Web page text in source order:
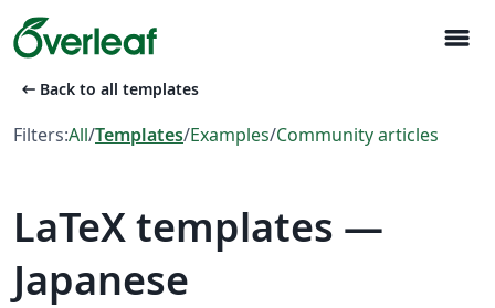
menu
arrow_left_alt Back to all templates
Filters:All/Templates/Examples/Community articles
LaTeX templates —
Japanese